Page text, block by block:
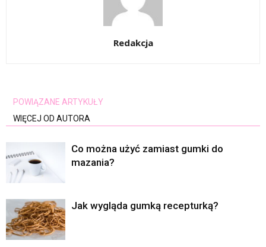
Redakcja
POWIĄZANE ARTYKUŁY
WIĘCEJ OD AUTORA
Co można użyć zamiast gumki do
mazania?
Jak wygląda gumką recepturką?